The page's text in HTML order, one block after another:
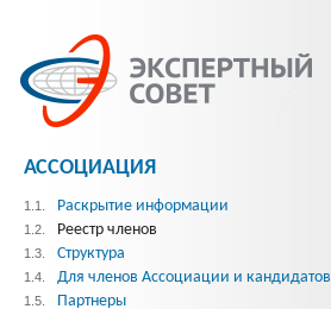
АССОЦИАЦИЯ
1.1. Раскрытие информации
1.2. Реестр членов
1.3. Структура
1.4. Для членов Ассоциации и кандидатов
1.5. Партнеры